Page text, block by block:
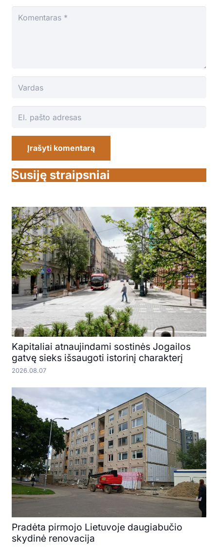
Įrašyti komentarą
Susiję straipsniai
Kapitaliai atnaujindami sostinės Jogailos
gatvę sieks išsaugoti istorinį charakterį
2026.08.07
Pradėta pirmojo Lietuvoje daugiabučio
skydinė renovacija